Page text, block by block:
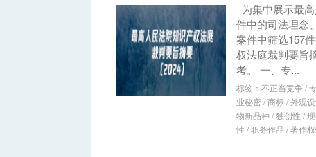
为集中展示最
件中的司法理念
案件中筛选157
权法庭裁判要旨
考。 一、专...
标签：不正当竞争/
业秘密/商标 /外观
物新品种/独创性 /
性 /职务作品 /著作